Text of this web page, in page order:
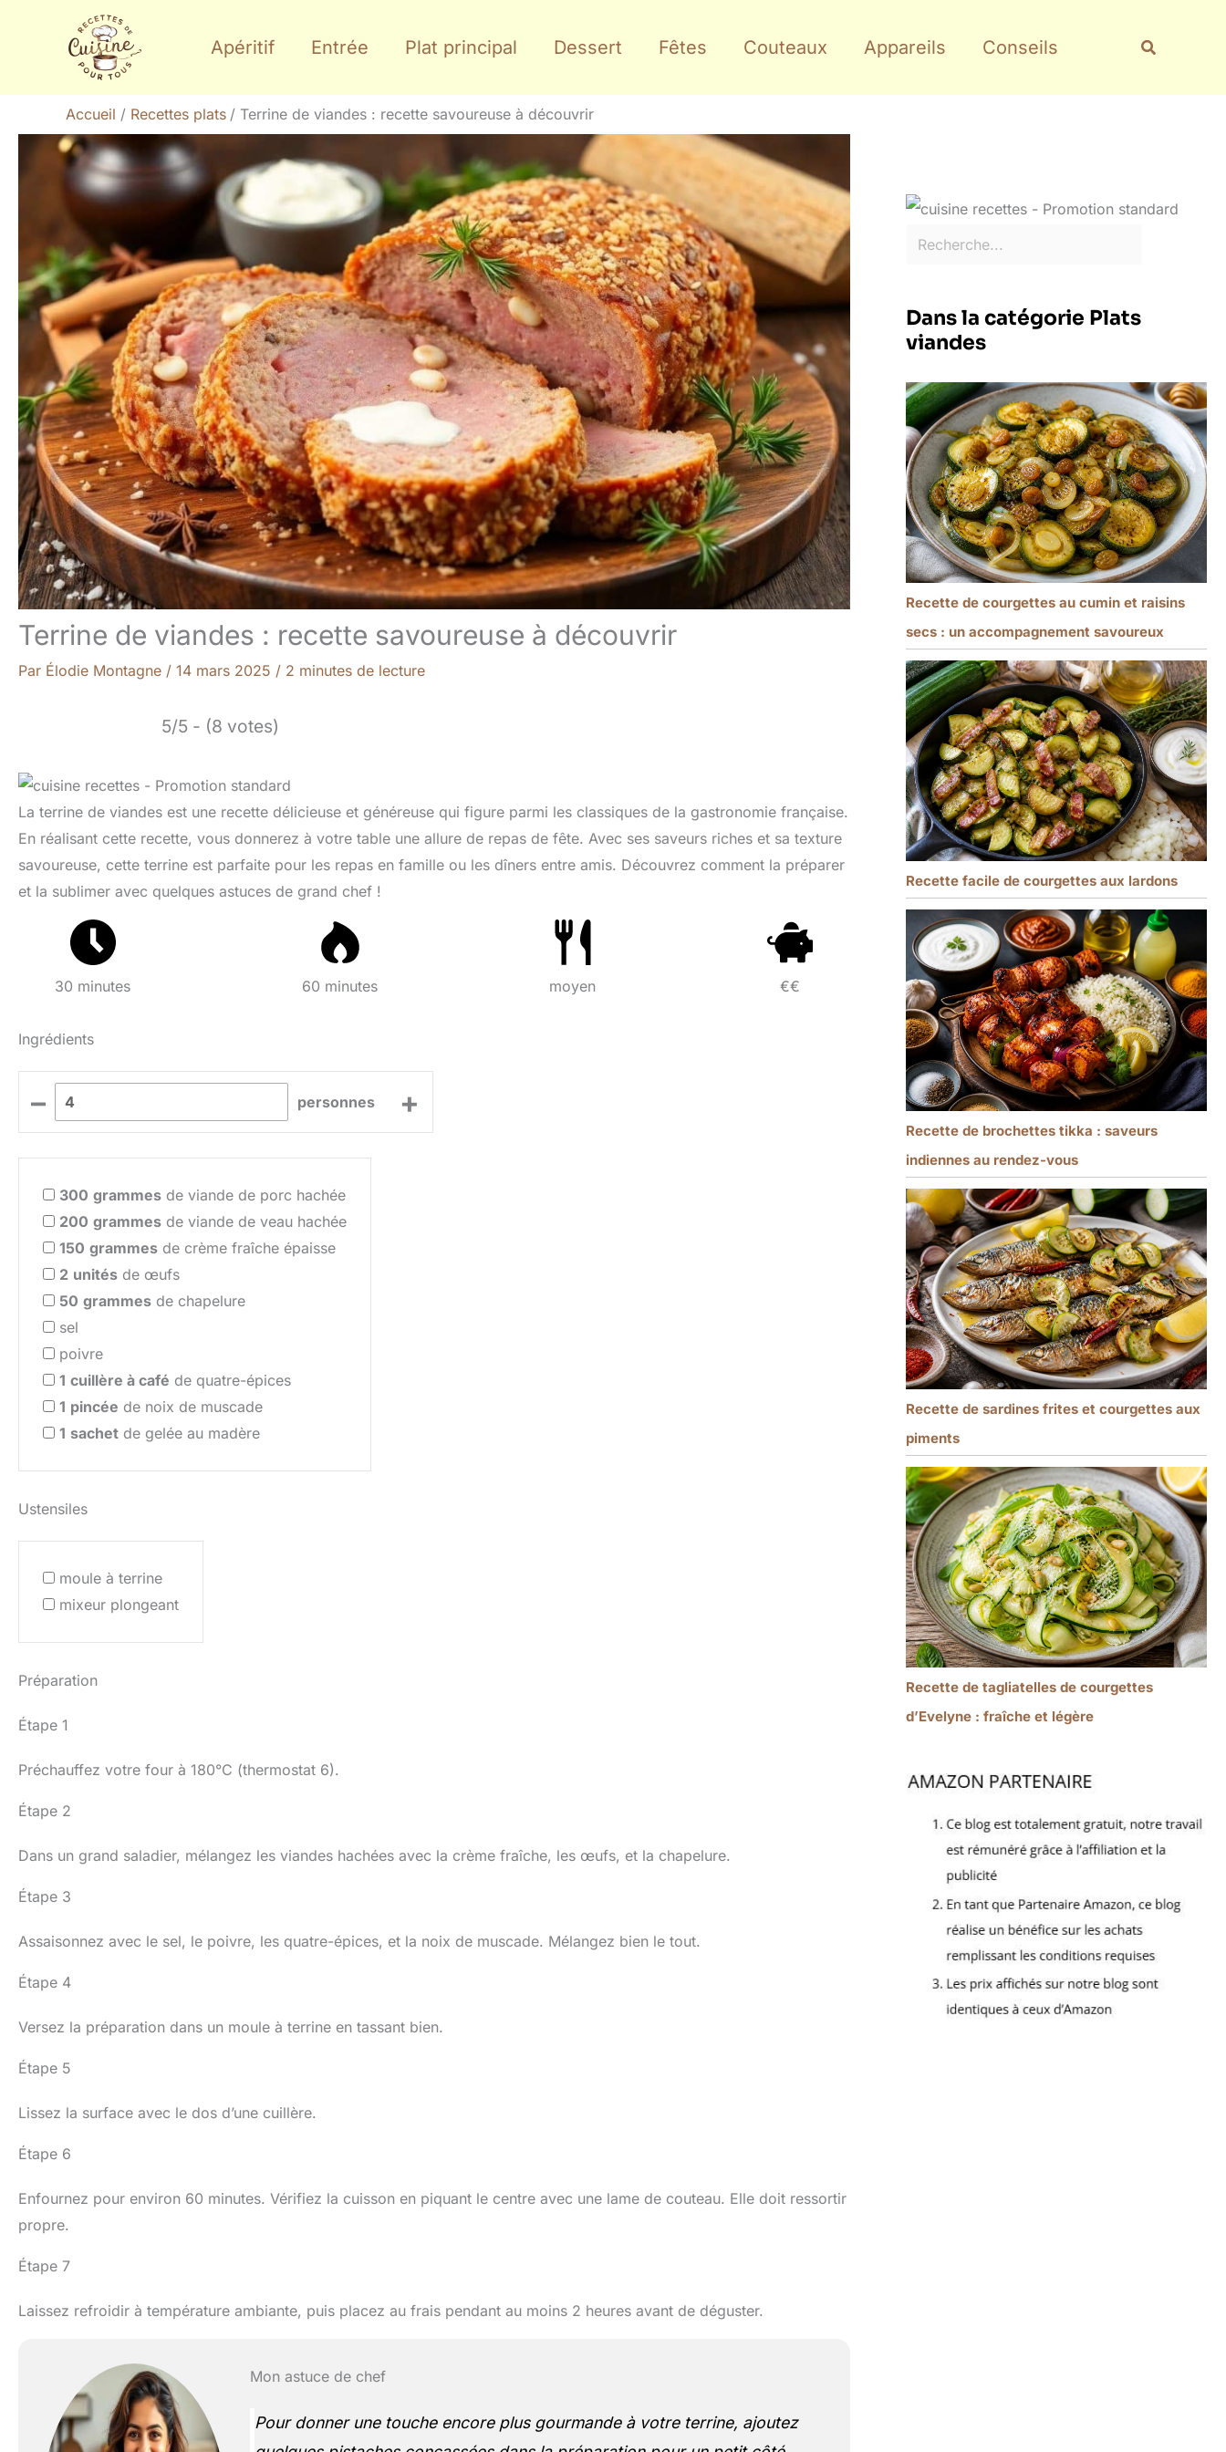
Apéritif Entrée Plat principal Dessert Fêtes Couteaux Appareils Conseils
Accueil Recettes plats Terrine de viandes : recette savoureuse à découvrir
Terrine de viandes : recette savoureuse à découvrir
Par Élodie Montagne / 14 mars 2025 / 2 minutes de lecture
5/5 - (8 votes)
La terrine de viandes est une recette délicieuse et généreuse qui figure parmi les classiques de la gastronomie française.
En réalisant cette recette, vous donnerez à votre table une allure de repas de fête. Avec ses saveurs riches et sa texture
savoureuse, cette terrine est parfaite pour les repas en famille ou les dîners entre amis. Découvrez comment la préparer
et la sublimer avec quelques astuces de grand chef !
30 minutes 60 minutes moyen €€
Ingrédients
– personnes +
300 grammes de viande de porc hachée
200 grammes de viande de veau hachée
150 grammes de crème fraîche épaisse
2 unités de œufs
50 grammes de chapelure
sel
poivre
1 cuillère à café de quatre-épices
1 pincée de noix de muscade
1 sachet de gelée au madère
Ustensiles
moule à terrine
mixeur plongeant
Préparation
Étape 1
Préchauffez votre four à 180°C (thermostat 6).
Étape 2
Dans un grand saladier, mélangez les viandes hachées avec la crème fraîche, les œufs, et la chapelure.
Étape 3
Assaisonnez avec le sel, le poivre, les quatre-épices, et la noix de muscade. Mélangez bien le tout.
Étape 4
Versez la préparation dans un moule à terrine en tassant bien.
Étape 5
Lissez la surface avec le dos d’une cuillère.
Étape 6
Enfournez pour environ 60 minutes. Vérifiez la cuisson en piquant le centre avec une lame de couteau. Elle doit ressortir
propre.
Étape 7
Laissez refroidir à température ambiante, puis placez au frais pendant au moins 2 heures avant de déguster.
Mon astuce de chef
Pour donner une touche encore plus gourmande à votre terrine, ajoutez
Dans la catégorie Plats
viandes
Recette de courgettes au cumin et raisins
secs : un accompagnement savoureux
Recette facile de courgettes aux lardons
Recette de brochettes tikka : saveurs
indiennes au rendez-vous
Recette de sardines frites et courgettes aux
piments
Recette de tagliatelles de courgettes
d’Evelyne : fraîche et légère